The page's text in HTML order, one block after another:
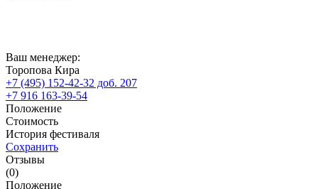
Ваш менеджер:
Торопова Кира
+7 (495) 152-42-32 доб. 207
+7 916 163-39-54
Положение
Стоимость
История фестиваля
Сохранить
Отзывы
(0)
Положение